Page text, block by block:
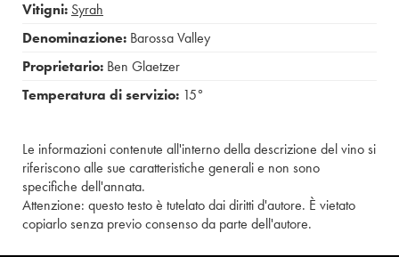
Vitigni: Syrah
Denominazione: Barossa Valley
Proprietario: Ben Glaetzer
Temperatura di servizio: 15°
Le informazioni contenute all'interno della descrizione del vino si
riferiscono alle sue caratteristiche generali e non sono
specifiche dell'annata.
Attenzione: questo testo è tutelato dai diritti d'autore. È vietato
copiarlo senza previo consenso da parte dell'autore.